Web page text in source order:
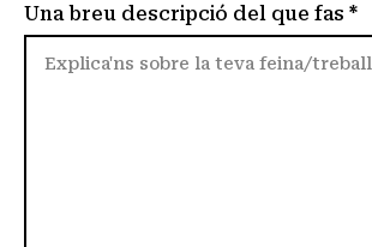
Una breu descripció del que fas *